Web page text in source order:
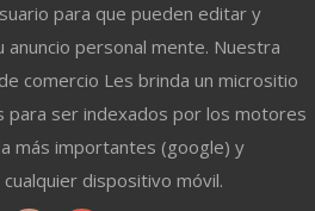
para que pueden editar y
anuncio personal mente. Nuestra
comercio Les brinda un micrositio
para ser indexados por los motores
más importantes (google) y
dispositivo móvil.